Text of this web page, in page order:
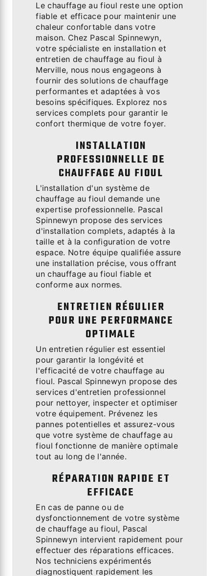
Le chauffage au fioul reste une option
fiable et efficace pour maintenir une
chaleur confortable dans votre
maison. Chez Pascal Spinnewyn,
votre spécialiste en installation et
entretien de chauffage au fioul à
Merville, nous nous engageons à
fournir des solutions de chauffage
performantes et adaptées à vos
besoins spécifiques. Explorez nos
services complets pour garantir le
confort thermique de votre foyer.
INSTALLATION
PROFESSIONNELLE DE
CHAUFFAGE AU FIOUL
L'installation d'un système de
chauffage au fioul demande une
expertise professionnelle. Pascal
Spinnewyn propose des services
d'installation complets, adaptés à la
taille et à la configuration de votre
espace. Notre équipe qualifiée assure
une installation précise, vous offrant
un chauffage au fioul fiable et
conforme aux normes.
ENTRETIEN RÉGULIER
POUR UNE PERFORMANCE
OPTIMALE
Un entretien régulier est essentiel
pour garantir la longévité et
l'efficacité de votre chauffage au
fioul. Pascal Spinnewyn propose des
services d'entretien professionnel
pour nettoyer, inspecter et optimiser
votre équipement. Prévenez les
pannes potentielles et assurez-vous
que votre système de chauffage au
fioul fonctionne de manière optimale
tout au long de l'année.
RÉPARATION RAPIDE ET
EFFICACE
En cas de panne ou de
dysfonctionnement de votre système
de chauffage au fioul, Pascal
Spinnewyn intervient rapidement pour
effectuer des réparations efficaces.
Nos techniciens expérimentés
diagnostiquent rapidement les